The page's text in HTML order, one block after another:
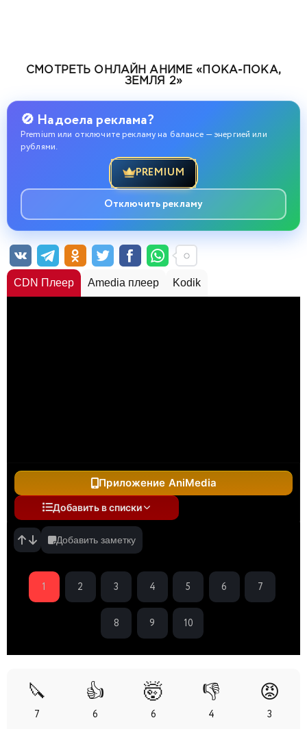
СМОТРЕТЬ ОНЛАЙН АНИМЕ «ПОКА-ПОКА,
ЗЕМЛЯ 2»
🚫 Надоела реклама?
Premium или отключите рекламу на балансе — энергией или
рублями.
PREMIUM
Отключить рекламу
CDN Плеер Amedia плеер Kodik
Приложение AniMedia
Добавить в списки
Добавить заметку
1 2 3 4 5 6 7
8 9 10
🔪
7
👍
6
🤯
6
👎
4
😡
3